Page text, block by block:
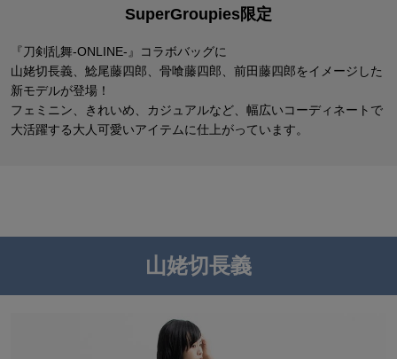
SuperGroupies限定
『刀剣乱舞-ONLINE-』コラボバッグに
山姥切長義、鯰尾藤四郎、骨喰藤四郎、前田藤四郎をイメージした
新モデルが登場！
フェミニン、きれいめ、カジュアルなど、幅広いコーディネートで
大活躍する大人可愛いアイテムに仕上がっています。
山姥切長義